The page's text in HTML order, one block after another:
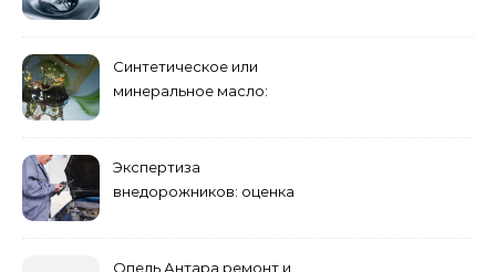
Синтетическое или
минеральное масло:
Экспертиза
внедорожников: оценка
Опель Антара ремонт и